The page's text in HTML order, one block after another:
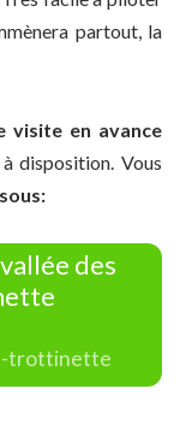
partout, la
visite en avance
disposition. Vous
des
trottinette